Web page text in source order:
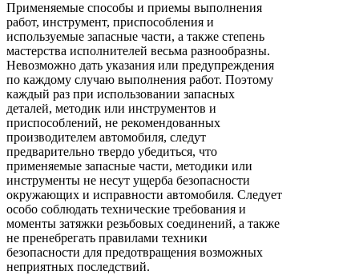
Применяемые способы и приемы выполнения
работ, инструмент, приспособления и
используемые запасные части, а также степень
мастерства исполнителей весьма разнообразны.
Невозможно дать указания или предупреждения
по каждому случаю выполнения работ. Поэтому
каждый раз при использовании запасных
деталей, методик или инструментов и
приспособлений, не рекомендованных
производителем автомобиля, следут
предварительно твердо убедиться, что
применяемые запасные части, методики или
инструменты не несут ущерба безопасности
окружающих и исправности автомобиля. Следует
особо соблюдать технические требования и
моменты затяжки резьбовых соединений, а также
не пренебрегать правилами техники
безопасности для предотвращения возможных
неприятных последствий.